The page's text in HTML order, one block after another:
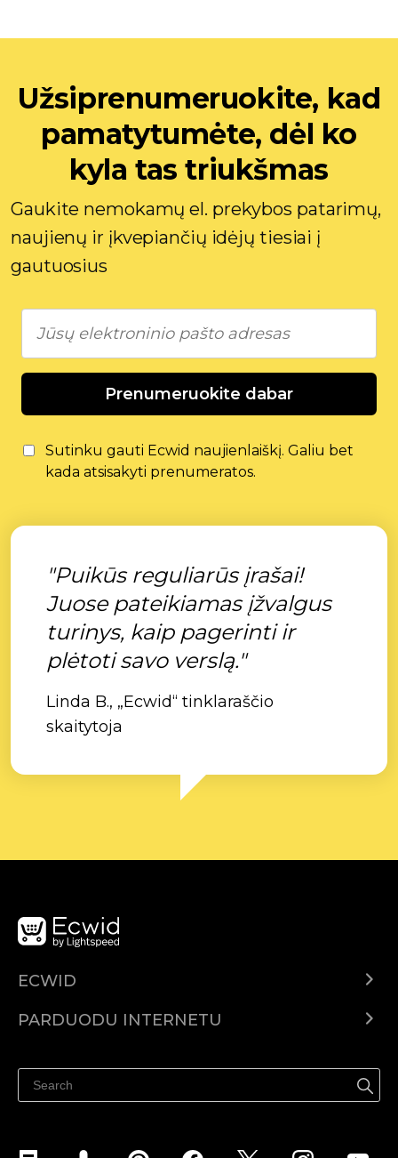
Užsiprenumeruokite, kad
pamatytumėte, dėl ko
kyla tas triukšmas
Gaukite nemokamų el. prekybos patarimų,
naujienų ir įkvepiančių idėjų tiesiai į
gautuosius
Prenumeruokite dabar
Sutinku gauti Ecwid naujienlaiškį. Galiu bet
kada atsisakyti prenumeratos.
"Puikūs reguliarūs įrašai!
Juose pateikiamas įžvalgus
turinys, kaip pagerinti ir
plėtoti savo verslą."
Linda B., „Ecwid“ tinklaraščio
skaitytoja
ECWID
Kainodara
PARDUODU INTERNETU
Parduodu Facebook
Parduodu Instagram